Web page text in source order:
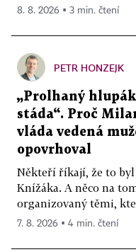
8. 8. 2026 ▪ 3 min. čtení
PETR HONZEJK
„Prolhaný
stáda“. Proč
vláda vedená
opovrhoval
Někteří říkají, že to
Knížáka. A něco na
organizovaný těmi,
7. 8. 2026 ▪ 4 min. čtení